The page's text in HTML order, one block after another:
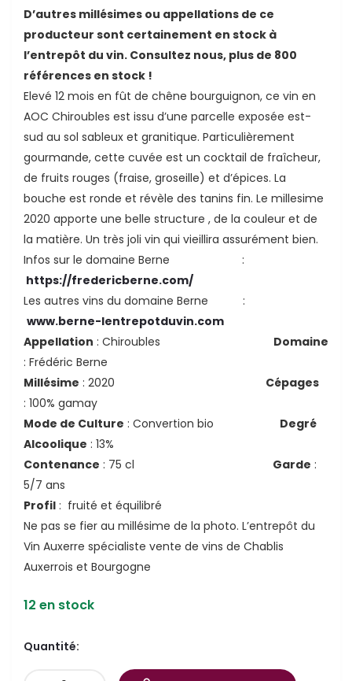
D’autres millésimes ou appellations de ce
producteur sont certainement en stock à
l’entrepôt du vin. Consultez nous, plus de 800
références en stock !
Elevé 12 mois en fût de chêne bourguignon, ce vin en
AOC Chiroubles est issu d’une parcelle exposée est-
sud au sol sableux et granitique. Particulièrement
gourmande, cette cuvée est un cocktail de fraîcheur,
de fruits rouges (fraise, groseille) et d’épices. La
bouche est ronde et révèle des tanins fin. Le millesime
2020 apporte une belle structure , de la couleur et de
la matière. Un très joli vin qui vieillira assurément bien.
Infos sur le domaine Berne :
https://fredericberne.com/
Les autres vins du domaine Berne :
www.berne-lentrepotduvin.com
Appellation : Chiroubles Domaine
: Frédéric Berne
Millésime : 2020 Cépages
: 100% gamay
Mode de Culture : Convertion bio Degré
Alcoolique : 13%
Contenance : 75 cl Garde :
5/7 ans
Profil : fruité et équilibré
Ne pas se fier au millésime de la photo. L’entrepôt du
Vin Auxerre spécialiste vente de vins de Chablis
Auxerrois et Bourgogne
12 en stock
Quantité: